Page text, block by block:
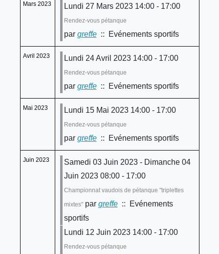
Mars 2023 Lundi 27 Mars 2023 14:00 - 17:00
Rendez-vous pétanque
par greffe:: Evénements sportifs
Avril 2023 Lundi 24 Avril 2023 14:00 - 17:00
Rendez-vous pétanque
par greffe:: Evénements sportifs
Mai 2023 Lundi 15 Mai 2023 14:00 - 17:00
Rendez-vous pétanque
par greffe:: Evénements sportifs
Juin 2023
Samedi 03 Juin 2023 - Dimanche 04
Juin 2023 08:00 - 17:00
Championnat vaudois de pétanque "triplettes
mixtes"par greffe:: Evénements
sportifs
Lundi 12 Juin 2023 14:00 - 17:00
Rendez-vous pétanque